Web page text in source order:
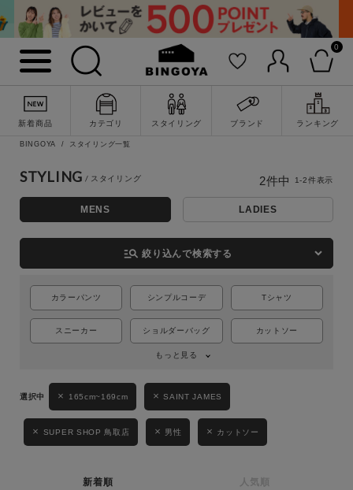
0
新着商品 カテゴリ スタイリング ブランド ランキング
詳細検索
キーワード
MENS LADIES
カテゴリ
BINGOYA スタイリング一覧
STYLING
MENS LADIES
manage_search 絞り込んで検索する
カラーパンツ シンプルコーデ Tシャツ
スニーカー ショルダーバッグ カットソー
もっと見る
165cm~169cm SAINT JAMES
SUPER SHOP 鳥取店 男性 カットソー
新着順 人気順
2件中 1-2件表示